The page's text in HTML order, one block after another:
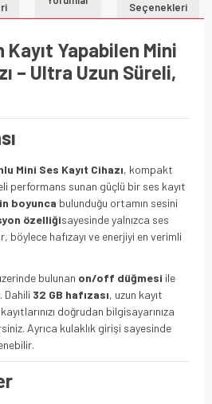
Seçenekleri
Kayıt Yapabilen Mini
– Ultra Uzun Süreli,
Mini Ses Kayıt Cihazı, kompakt
performans sunan güçlü bir ses kayıt
boyunca bulunduğu ortamın sesini
özelliğisayesinde yalnızca ses
böylece hafızayı ve enerjiyi en verimli
bulunan on/off düğmesi ile
Dahili 32 GB hafızası, uzun kayıt
doğrudan bilgisayarınıza
Ayrıca kulaklık girişi sayesinde